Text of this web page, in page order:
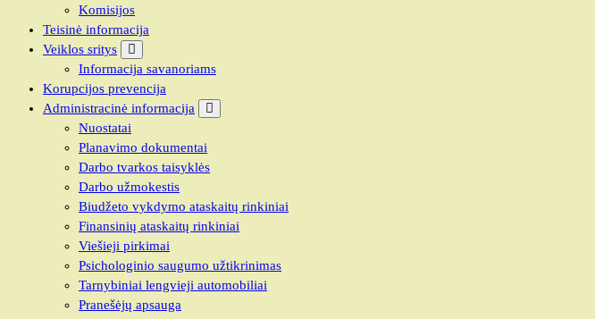
Komisijos
Teisinė informacija
Veiklos sritys
Informacija savanoriams
Korupcijos prevencija
Administracinė informacija
Nuostatai
Planavimo dokumentai
Darbo tvarkos taisyklės
Darbo užmokestis
Biudžeto vykdymo ataskaitų rinkiniai
Finansinių ataskaitų rinkiniai
Viešieji pirkimai
Psichologinio saugumo užtikrinimas
Tarnybiniai lengvieji automobiliai
Pranešėjų apsauga